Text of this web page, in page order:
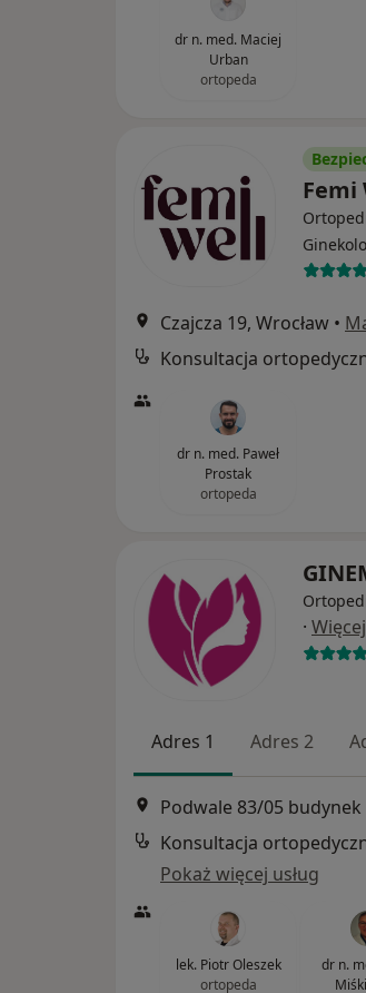
dr n. med. Maciej
Urban
ortopeda
Femi
Czajcza 19, Wrocław •
Konsultacja
dr n. med. Paweł
Prostak
ortopeda
· Więcej
Adres 1 Adres 2
Podwale 83/05 budynek
Konsultacja
Pokaż więcej usług
lek. Piotr Oleszek
ortopeda
dr n.